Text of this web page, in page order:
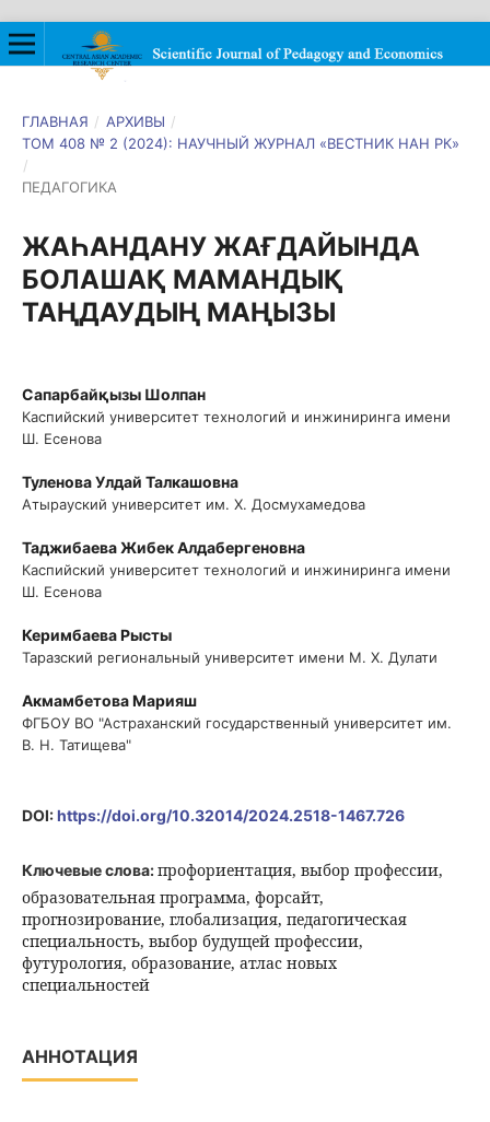
ГЛАВНАЯ / АРХИВЫ /
ТОМ 408 № 2 (2024): НАУЧНЫЙ ЖУРНАЛ «ВЕСТНИК НАН РК»
/
ПЕДАГОГИКА
ЖАҺАНДАНУ ЖАҒДАЙЫНДА
БОЛАШАҚ МАМАНДЫҚ
ТАҢДАУДЫҢ МАҢЫЗЫ
Сапарбайқызы Шолпан
Каспийский университет технологий и инжиниринга имени
Ш. Есенова
Туленова Улдай Талкашовна
Атырауский университет им. Х. Досмухамедова
Таджибаева Жибек Алдабергеновна
Каспийский университет технологий и инжиниринга имени
Ш. Есенова
Керимбаева Рысты
Таразский региональный университет имени М. Х. Дулати
Акмамбетова Марияш
ФГБОУ ВО "Астраханский государственный университет им.
В. Н. Татищева"
DOI:https://doi.org/10.32014/2024.2518-1467.726
Ключевые слова:профориентация, выбор профессии,
образовательная программа, форсайт,
прогнозирование, глобализация, педагогическая
специальность, выбор будущей профессии,
футурология, образование, атлас новых
специальностей
АННОТАЦИЯ